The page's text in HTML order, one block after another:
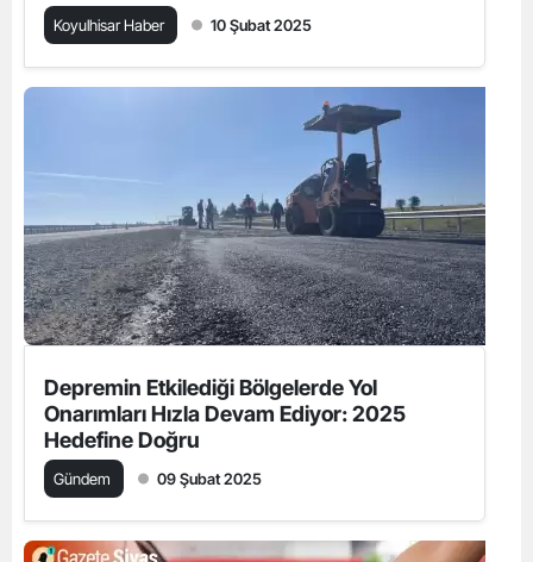
Koyulhisar Haber 10 Şubat 2025
Depremin Etkilediği Bölgelerde Yol
Onarımları Hızla Devam Ediyor: 2025
Hedefine Doğru
Gündem 09 Şubat 2025